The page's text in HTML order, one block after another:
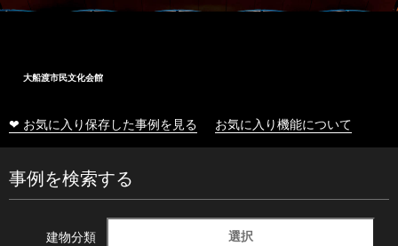
大船渡市民文化会館
❤ お気に入り保存した事例を見る お気に入り機能について
事例を検索する
建物分類 選択